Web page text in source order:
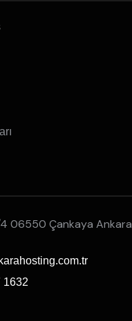
06550 Çankaya Ankara
1632